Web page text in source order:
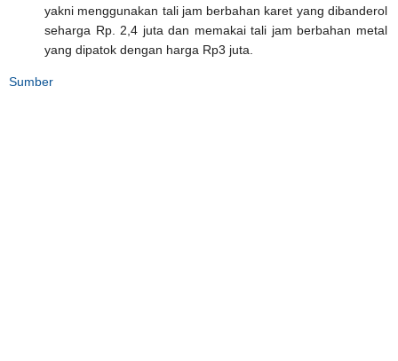
yakni menggunakan tali jam berbahan karet yang dibanderol
seharga Rp. 2,4 juta dan memakai tali jam berbahan metal
yang dipatok dengan harga Rp3 juta.
Sumber